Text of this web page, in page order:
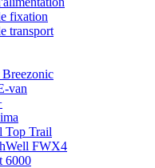
fixation
transport
Breezonic
van
Top Trail
FWX4
6000